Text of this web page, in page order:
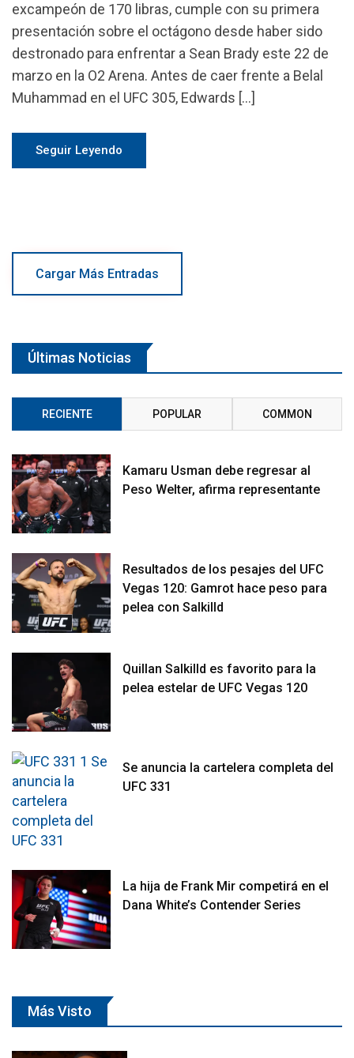
excampeón de 170 libras, cumple con su primera
presentación sobre el octágono desde haber sido
destronado para enfrentar a Sean Brady este 22 de
marzo en la O2 Arena. Antes de caer frente a Belal
Muhammad en el UFC 305, Edwards […]
Seguir Leyendo
Cargar Más Entradas
Últimas Noticias
RECIENTE POPULAR COMMON
Kamaru Usman debe regresar al
Peso Welter, afirma representante
Resultados de los pesajes del UFC
Vegas 120: Gamrot hace peso para
pelea con Salkilld
Quillan Salkilld es favorito para la
pelea estelar de UFC Vegas 120
Se anuncia la cartelera completa del
UFC 331
La hija de Frank Mir competirá en el
Dana White’s Contender Series
Más Visto